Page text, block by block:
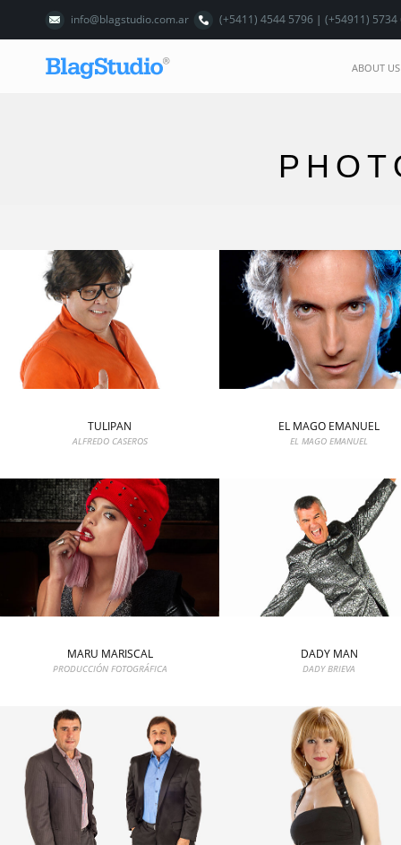
info@blagstudio.com.ar (+5411) 4544 5796 | (+54911)
ABOUT US
TULIPAN
ALFREDO CASEROS
EL MAGO EMANUEL
EL MAGO EMANUEL
MARU MARISCAL
PRODUCCIÓN FOTOGRÁFICA
DADY MAN
DADY BRIEVA